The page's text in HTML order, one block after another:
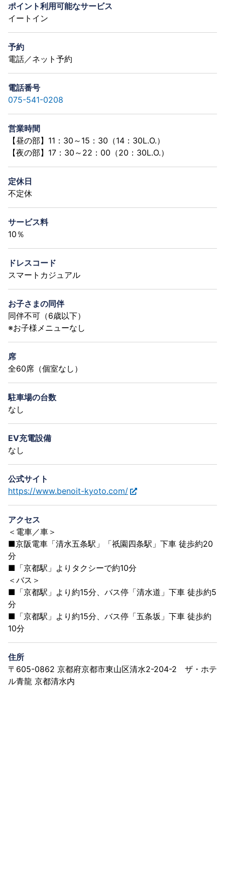
ポイント利用可能なサービス
イートイン
予約
電話／ネット予約
電話番号
075-541-0208
営業時間
【昼の部】11：30～15：30（14：30L.O.）
【夜の部】17：30～22：00（20：30L.O.）
定休日
不定休
サービス料
10％
ドレスコード
スマートカジュアル
お子さまの同伴
同伴不可（6歳以下）
※お子様メニューなし
席
全60席（個室なし）
駐車場の台数
なし
EV充電設備
なし
公式サイト
https://www.benoit-kyoto.com/
アクセス
＜電車／車＞
■京阪電車「清水五条駅」「祇園四条駅」下車 徒歩約20
分
■「京都駅」よりタクシーで約10分
＜バス＞
■「京都駅」より約15分、バス停「清水道」下車 徒歩約5
分
■「京都駅」より約15分、バス停「五条坂」下車 徒歩約
10分
住所
〒605-0862 京都府京都市東山区清水2-204-2 ザ・ホテ
ル青龍 京都清水内